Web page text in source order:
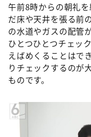
午前8時からの朝礼
だ床や天井を張る前
の水道やガスの配管
ひとつひとつチェッ
えばめくることはで
りチェックするのが
ものです。